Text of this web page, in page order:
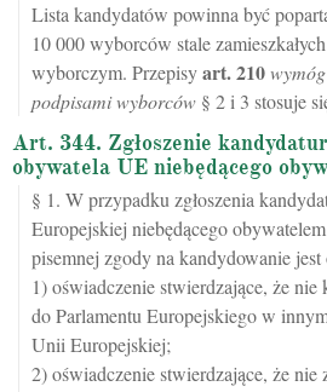
Lista kandydatów powinna być
10 000 wyborców stale
wyborczym. Przepisyart.210
podpisami wyborców § 2 i 3 stosuje
Art. 344. Zgłoszenie
obywatela UE niebędącego
§ 1. W przypadku zgłoszenia
Europejskiej niebędącego
pisemnej zgody na kandydowanie jest
1) oświadczenie stwierdzające, że
do Parlamentu Europejskiego w
Unii Europejskiej;
2) oświadczenie stwierdzające, że nie